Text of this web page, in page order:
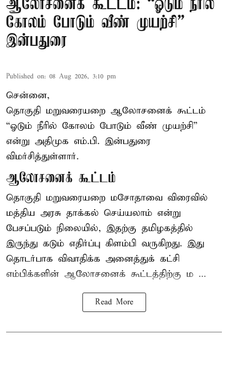
ஆலோசனைக் கூட்டம்: “ஓடும் நீரில்
கோலம் போடும் வீண் முயற்சி” –
இன்பதுரை
Published on: 08 Aug 2026, 3:10 pm
சென்னை,
தொகுதி மறுவரையறை ஆலோசனைக் கூட்டம்
“ஓடும் நீரில் கோலம் போடும் வீண் முயற்சி”
என்று அதிமுக எம்.பி. இன்பதுரை
விமர்சித்துள்ளார்.
ஆலோசனைக் கூட்டம்
தொகுதி மறுவரையறை மசோதாவை விரைவில்
மத்திய அரசு தாக்கல் செய்யலாம் என்று
பேசப்படும் நிலையில், இதற்கு தமிழகத்தில்
இருந்து கடும் எதிர்ப்பு கிளம்பி வருகிறது. இது
தொடர்பாக விவாதிக்க அனைத்துக் கட்சி
எம்பிக்களின் ஆலோசனைக் கூட்டத்திற்கு ம ...
Read More